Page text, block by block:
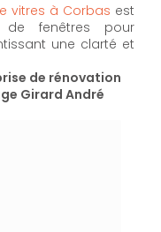
vitres à Corbas est
fenêtres pour
une clarté et
de rénovation
Girard André